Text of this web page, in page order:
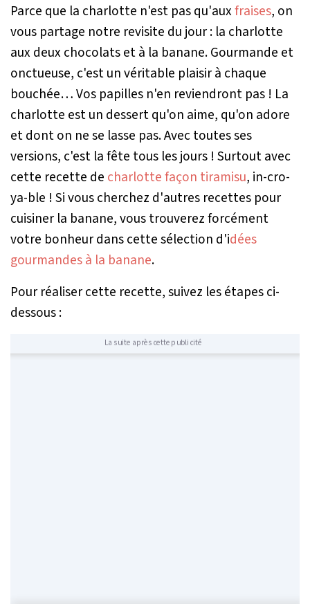
Parce que la charlotte n'est pas qu'auxfraises, on
vous partage notre revisite du jour : la charlotte
aux deux chocolats et à la banane. Gourmande et
onctueuse, c'est un véritable plaisir à chaque
bouchée… Vos papilles n'en reviendront pas ! La
charlotte est un dessert qu'on aime, qu'on adore
et dont on ne se lasse pas. Avec toutes ses
versions, c'est la fête tous les jours ! Surtout avec
cette recette de charlotte façon tiramisu, in-cro-
ya-ble ! Si vous cherchez d'autres recettes pour
cuisiner la banane, vous trouverez forcément
votre bonheur dans cette sélection d'idées
gourmandes à la banane.
Pour réaliser cette recette, suivez les étapes ci-
dessous :
La suite après cette publicité